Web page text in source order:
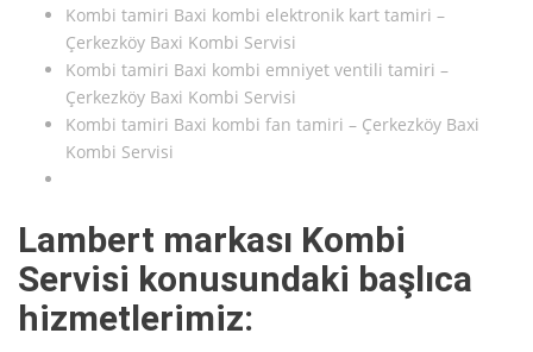
Kombi tamiri Baxi kombi elektronik kart tamiri –
Çerkezköy Baxi Kombi Servisi
Kombi tamiri Baxi kombi emniyet ventili tamiri –
Çerkezköy Baxi Kombi Servisi
Kombi tamiri Baxi kombi fan tamiri – Çerkezköy Baxi
Kombi Servisi
Lambert markası Kombi
Servisi konusundaki başlıca
hizmetlerimiz: